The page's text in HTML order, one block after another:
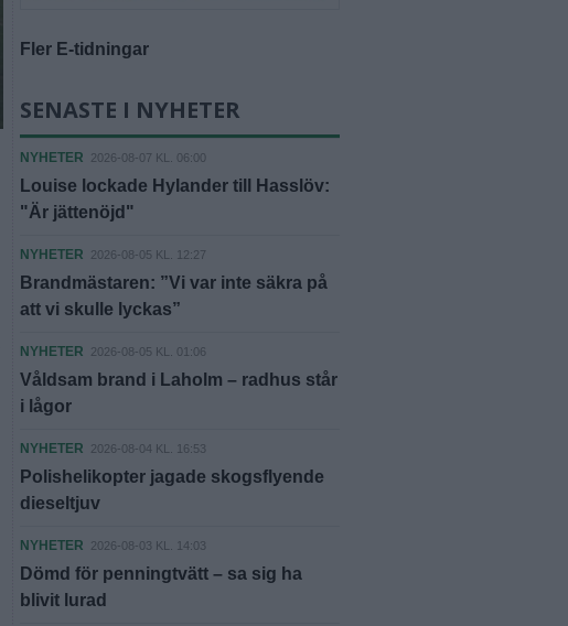
Fler E-tidningar
SENASTE I NYHETER
NYHETER 2026-08-07 KL. 06:00
Louise lockade Hylander till Hasslöv:
"Är jättenöjd"
NYHETER 2026-08-05 KL. 12:27
Brandmästaren: ”Vi var inte säkra på
att vi skulle lyckas”
NYHETER 2026-08-05 KL. 01:06
Våldsam brand i Laholm – radhus står
i lågor
NYHETER 2026-08-04 KL. 16:53
Polishelikopter jagade skogsflyende
dieseltjuv
NYHETER 2026-08-03 KL. 14:03
Dömd för penningtvätt – sa sig ha
blivit lurad